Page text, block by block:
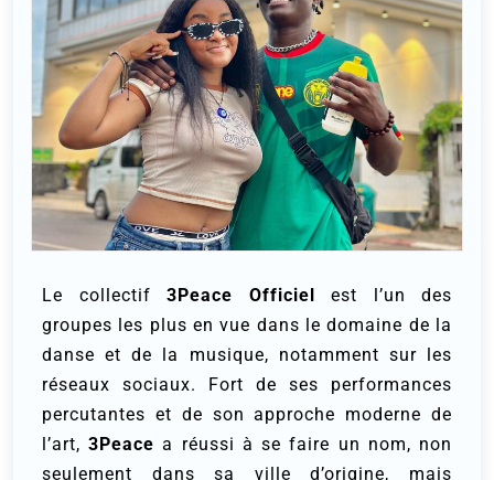
Le collectif 3Peace Officiel est l’un des
groupes les plus en vue dans le domaine de la
danse et de la musique, notamment sur les
réseaux sociaux. Fort de ses performances
percutantes et de son approche moderne de
l’art,3Peace a réussi à se faire un nom, non
seulement dans sa ville d’origine, mais